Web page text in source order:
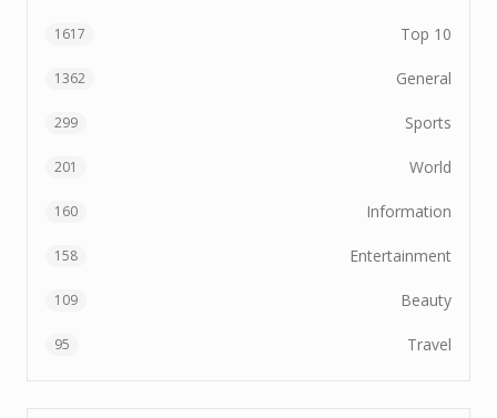
Top 10
1617
General
1362
Sports
299
World
201
Information
160
Entertainment
158
Beauty
109
Travel
95